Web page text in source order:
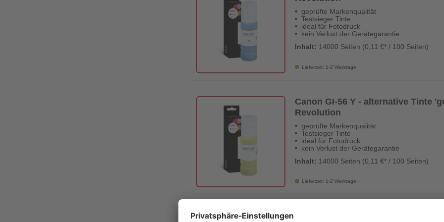
geprüfte Markenqualität
Testsieger Tinte
ideal für Fotodruck
kein Verlust der Gerätegarantie
Inhalt: 14000 Seiten (0,11 €* / 100 Seiten)
Lieferzeit: 1-2 Werktage
Canon GI-56 Y - alternative Tinte
Revolution
geprüfte Markenqualität
Testsieger Tinte
ideal für Fotodruck
kein Verlust der Gerätegarantie
Inhalt: 14000 Seiten (0,11 €* / 100 Seiten)
Lieferzeit: 1-2 Werktage
Druckertinte Canon GI-56 BK